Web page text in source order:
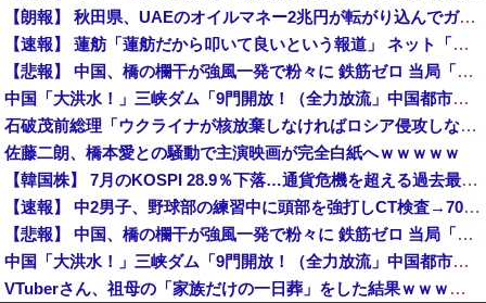
【朗報】 秋田県、UAEのオイルマネー2兆円が転がり込んでガチで東北最強になるぞｗｗｗｗｗｗｗ
【速報】 蓮舫「蓮舫だから叩いて良いという報道」 ネット「高市だから叩いて良いをやってるのがお前だろ」
【悲報】 中国、橋の欄干が強風一発で粉々に 鉄筋ゼロ 当局「接着剤でくっつけただけ」「正常で、品質問題はない」
中国「大洪水！」三峡ダム「9門開放！（全力放流」中国都市「三峡沿線の道路水没」中国政府「高速道路封鎖！」中国ダム「緊急放流に合わせて開門（土砂崩れ発生」→
石破茂前総理「ウクライナが核放棄しなければロシア侵攻しなかった」！
佐藤二朗、橋本愛との騒動で主演映画が完全白紙へｗｗｗｗｗ
【韓国株】 7月のKOSPI 28.9％下落…通貨危機を超える過去最大の下げ幅
【速報】 中2男子、野球部の練習中に頭部を強打しCT検査→70代医師「問題ないです」→中学生死亡「他人のCT画像みてました」
【悲報】 中国、橋の欄干が強風一発で粉々に 鉄筋ゼロ 当局「接着剤でくっつけただけ」「正常で、品質問題はない」
中国「大洪水！」三峡ダム「9門開放！（全力放流」中国都市「三峡沿線の道路水没」中国政府「高速道路封鎖！」中国ダム「緊急放流に合わせて開門（土砂崩れ発生」→
VTuberさん、祖母の「家族だけの一日葬」をした結果ｗｗｗｗｗｗｗ